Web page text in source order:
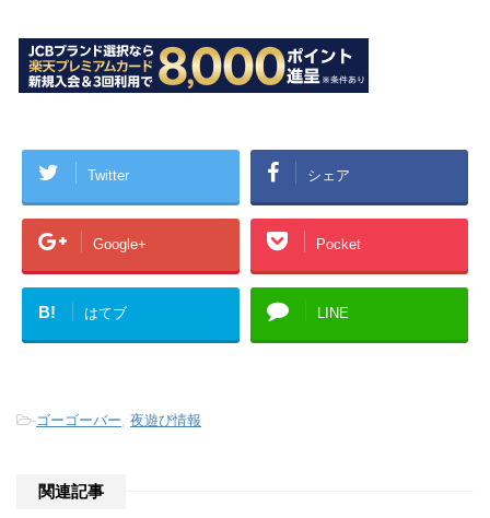
Twitter シェア
Google+ Pocket
B! はてブ LINE
-ゴーゴーバー 夜遊び情報
関連記事